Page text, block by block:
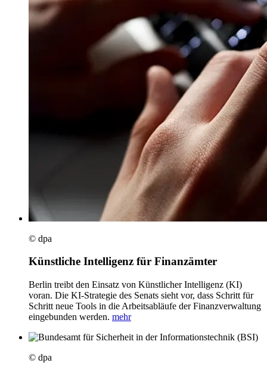
© dpa
Künstliche Intelligenz für Finanzämter
Berlin treibt den Einsatz von Künstlicher Intelligenz (KI)
voran. Die KI-Strategie des Senats sieht vor, dass Schritt für
Schritt neue Tools in die Arbeitsabläufe der Finanzverwaltung
eingebunden werden. mehr
© dpa